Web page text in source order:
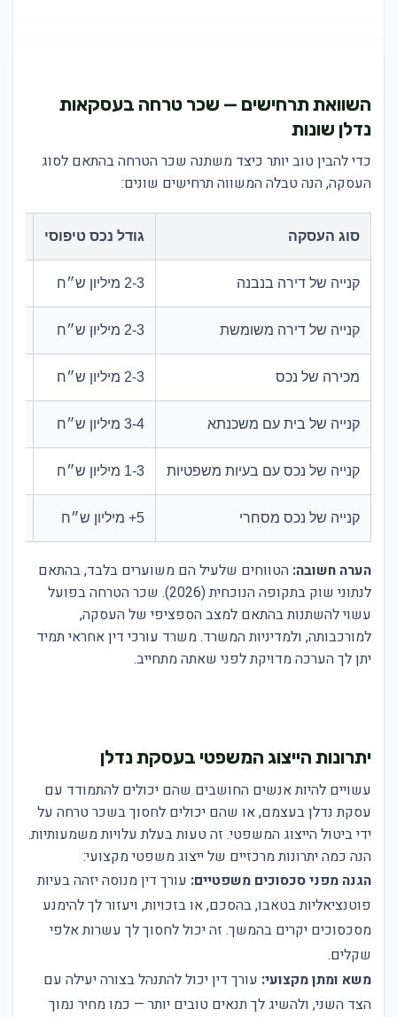
השוואת תרחישים — שכר טרחה בעסקאות
נדלן שונות
כדי להבין טוב יותר כיצד משתנה שכר הטרחה בהתאם לסוג
העסקה, הנה טבלה המשווה תרחישים שונים:
סוג העסקה גודל נכס טיפוסי
קנייה של דירה בנבנה 2-3 מיליון ש״ח
קנייה של דירה משומשת 2-3 מיליון ש״ח
מכירה של נכס 2-3 מיליון ש״ח
קנייה של בית עם משכנתא 3-4 מיליון ש״ח
קנייה של נכס עם בעיות משפטיות 1-3 מיליון ש״ח
קנייה של נכס מסחרי 5+ מיליון ש״ח
הערה חשובה: הטווחים שלעיל הם משוערים בלבד, בהתאם
לנתוני שוק בתקופה הנוכחית (2026). שכר הטרחה בפועל
עשוי להשתנות בהתאם למצב הספציפי של העסקה,
למורכבותה, ולמדיניות המשרד. משרד עורכי דין אחראי תמיד
יתן לך הערכה מדויקת לפני שאתה מתחייב.
יתרונות הייצוג המשפטי בעסקת נדלן
עשויים להיות אנשים החושבים שהם יכולים להתמודד עם
עסקת נדלן בעצמם, או שהם יכולים לחסוך בשכר טרחה על
ידי ביטול הייצוג המשפטי. זה טעות בעלת עלויות משמעותיות.
הנה כמה יתרונות מרכזיים של ייצוג משפטי מקצועי:
הגנה מפני סכסוכים משפטיים: עורך דין מנוסה יזהה בעיות
פוטנציאליות בטאבו, בהסכם, או בזכויות, ויעזור לך להימנע
מסכסוכים יקרים בהמשך. זה יכול לחסוך לך עשרות אלפי
שקלים.
משא ומתן מקצועי: עורך דין יכול להתנהל בצורה יעילה עם
הצד השני, ולהשיג לך תנאים טובים יותר — כמו מחיר נמוך